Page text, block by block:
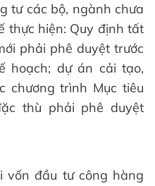
tư các bộ, ngành chưa
thực hiện: Quy định tất
phải phê duyệt trước
hoạch; dự án cải tạo,
chương trình Mục tiêu
thù phải phê duyệt
vốn đầu tư công hàng